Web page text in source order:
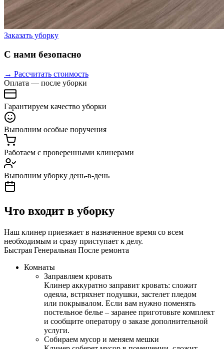
Заказать уборку
С нами безопасно
→ Рассчитать стоимость
Оплата — после уборки
Гарантируем качество уборки
Выполним особые поручения
Работаем с проверенными клинерами
Выполним уборку день-в-день
Что входит в уборку
Наш клинер приезжает в назначенное время со всем
необходимым и сразу приступает к делу.
Быстрая Генеральная После ремонта
Комнаты
Заправляем кровать
Клинер аккуратно заправит кровать: сложит
одеяла, встряхнет подушки, застелет пледом
или покрывалом. Если вам нужно поменять
постельное белье – заранее приготовьте комплект
и сообщите оператору о заказе дополнительной
услуги.
Собираем мусор и меняем мешки